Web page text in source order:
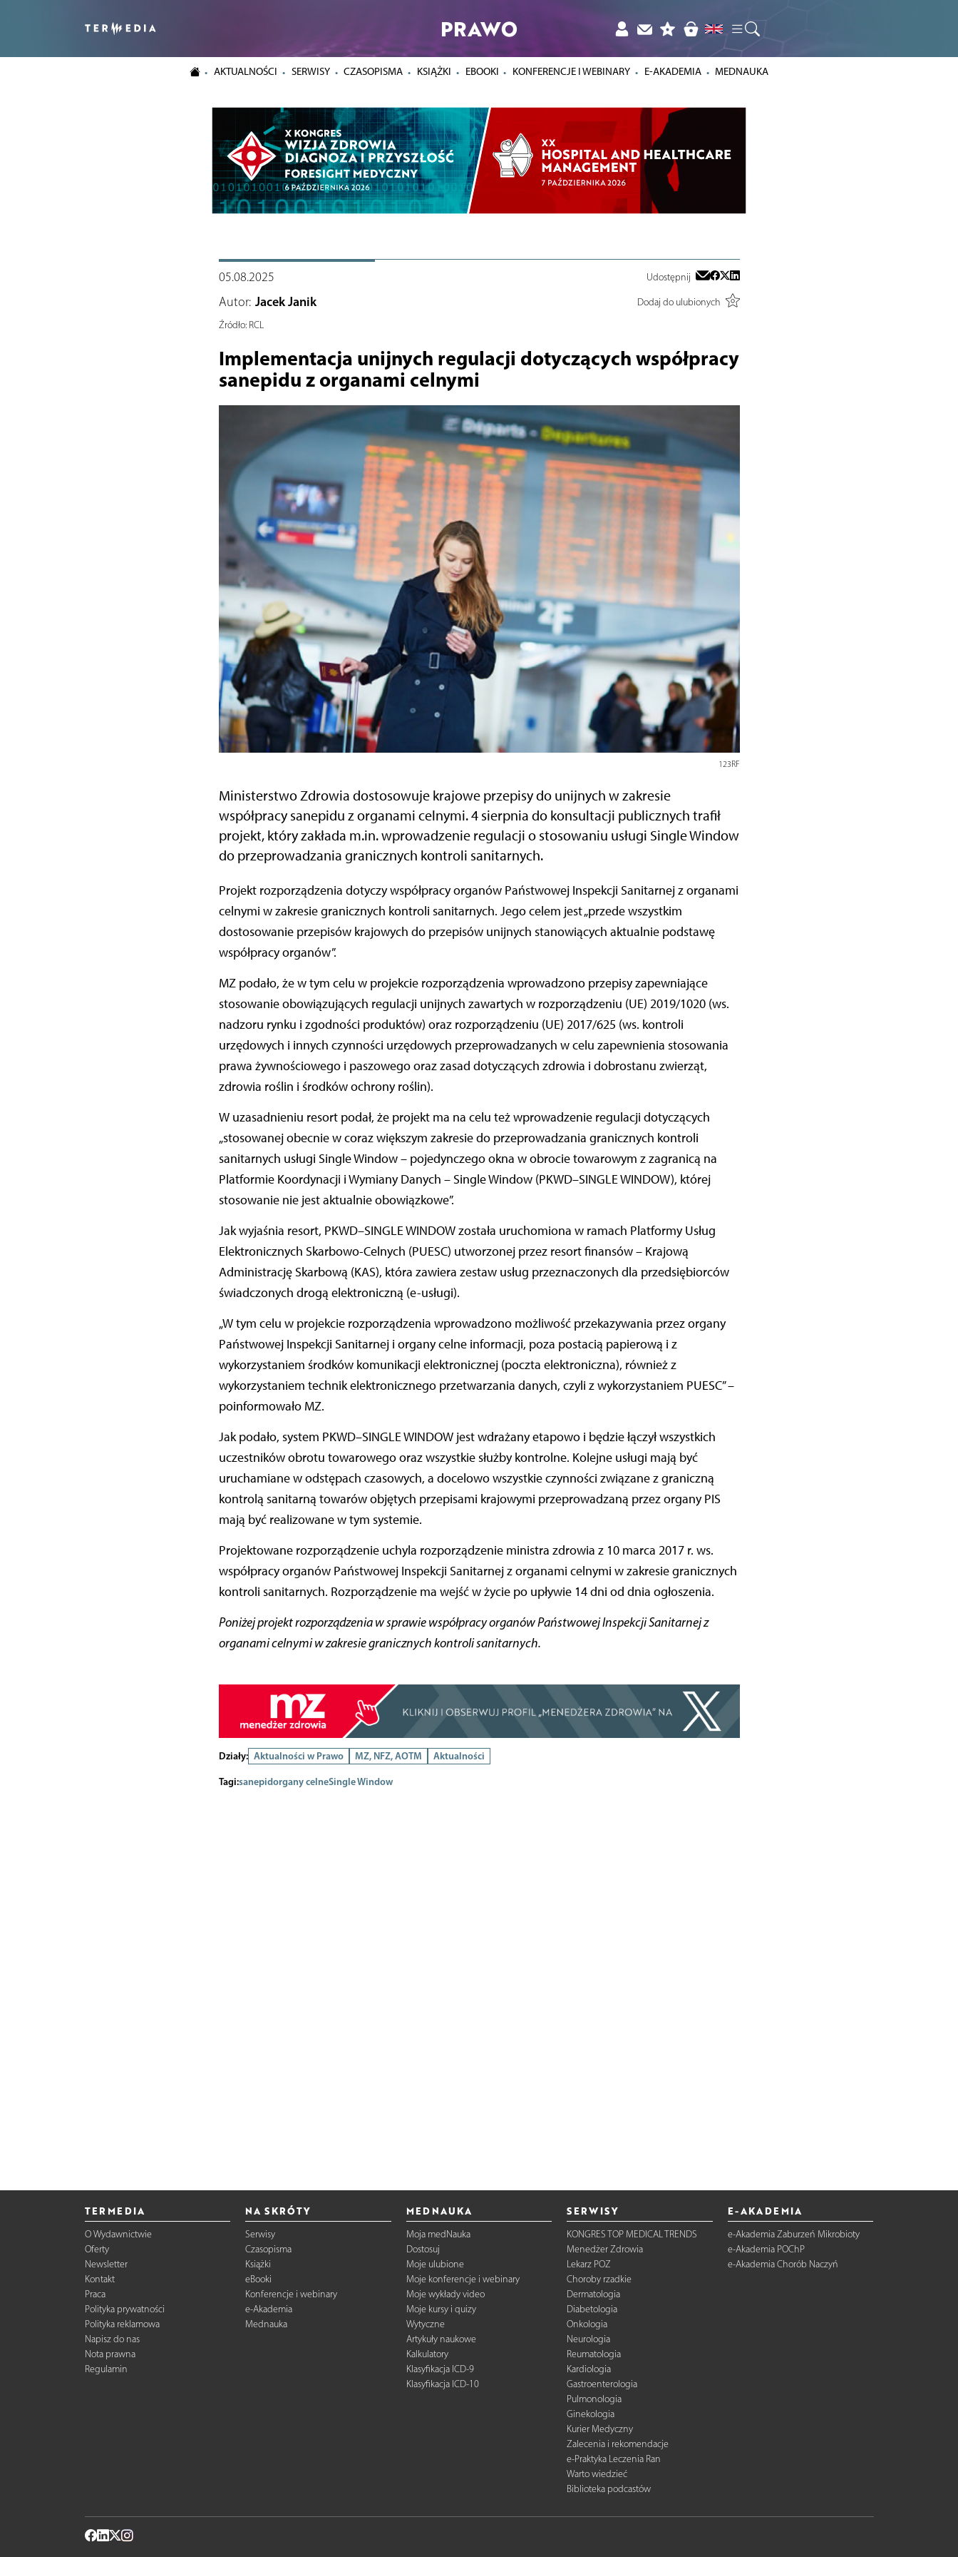
PRAWO
AKTUALNOŚCI SERWISY CZASOPISMA KSIĄŻKI EBOOKI KONFERENCJE I WEBINARY E-AKADEMIA MEDNAUKA
05.08.2025 Udostępnij
Autor: Jacek Janik
Dodaj do ulubionych
Źródło:RCL
Implementacja unijnych regulacji dotyczących współpracy
sanepidu z organami celnymi
123RF
Ministerstwo Zdrowia dostosowuje krajowe przepisy do unijnych w zakresie
współpracy sanepidu z organami celnymi. 4 sierpnia do konsultacji publicznych trafił
projekt, który zakłada m.in. wprowadzenie regulacji o stosowaniu usługi Single Window
do przeprowadzania granicznych kontroli sanitarnych.
Projekt rozporządzenia dotyczy współpracy organów Państwowej Inspekcji Sanitarnej z organami
celnymi w zakresie granicznych kontroli sanitarnych. Jego celem jest „przede wszystkim
dostosowanie przepisów krajowych do przepisów unijnych stanowiących aktualnie podstawę
współpracy organów”.
MZ podało, że w tym celu w projekcie rozporządzenia wprowadzono przepisy zapewniające
stosowanie obowiązujących regulacji unijnych zawartych w rozporządzeniu (UE) 2019/1020 (ws.
nadzoru rynku i zgodności produktów) oraz rozporządzeniu (UE) 2017/625 (ws. kontroli
urzędowych i innych czynności urzędowych przeprowadzanych w celu zapewnienia stosowania
prawa żywnościowego i paszowego oraz zasad dotyczących zdrowia i dobrostanu zwierząt,
zdrowia roślin i środków ochrony roślin).
W uzasadnieniu resort podał, że projekt ma na celu też wprowadzenie regulacji dotyczących
„stosowanej obecnie w coraz większym zakresie do przeprowadzania granicznych kontroli
sanitarnych usługi Single Window – pojedynczego okna w obrocie towarowym z zagranicą na
Platformie Koordynacji i Wymiany Danych – Single Window (PKWD–SINGLE WINDOW), której
stosowanie nie jest aktualnie obowiązkowe”.
Jak wyjaśnia resort, PKWD–SINGLE WINDOW została uruchomiona w ramach Platformy Usług
Elektronicznych Skarbowo-Celnych (PUESC) utworzonej przez resort finansów – Krajową
Administrację Skarbową (KAS), która zawiera zestaw usług przeznaczonych dla przedsiębiorców
świadczonych drogą elektroniczną (e-usługi).
„W tym celu w projekcie rozporządzenia wprowadzono możliwość przekazywania przez organy
Państwowej Inspekcji Sanitarnej i organy celne informacji, poza postacią papierową i z
wykorzystaniem środków komunikacji elektronicznej (poczta elektroniczna), również z
wykorzystaniem technik elektronicznego przetwarzania danych, czyli z wykorzystaniem PUESC” –
poinformowało MZ.
Jak podało, system PKWD–SINGLE WINDOW jest wdrażany etapowo i będzie łączył wszystkich
uczestników obrotu towarowego oraz wszystkie służby kontrolne. Kolejne usługi mają być
uruchamiane w odstępach czasowych, a docelowo wszystkie czynności związane z graniczną
kontrolą sanitarną towarów objętych przepisami krajowymi przeprowadzaną przez organy PIS
mają być realizowane w tym systemie.
Projektowane rozporządzenie uchyla rozporządzenie ministra zdrowia z 10 marca 2017 r. ws.
współpracy organów Państwowej Inspekcji Sanitarnej z organami celnymi w zakresie granicznych
kontroli sanitarnych. Rozporządzenie ma wejść w życie po upływie 14 dni od dnia ogłoszenia.
Poniżej projekt rozporządzenia w sprawie współpracy organów Państwowej Inspekcji Sanitarnej z
organami celnymi w zakresie granicznych kontroli sanitarnych.
Działy: Aktualności w Prawo MZ, NFZ, AOTM
Aktualności
Tagi:sanepidorgany celneSingle Window
TERMEDIA
O Wydawnictwie
Oferty
Newsletter
Kontakt
Praca
Polityka prywatności
Polityka reklamowa
Napisz do nas
Nota prawna
Regulamin
NA SKRÓTY
Serwisy
Czasopisma
Książki
eBooki
Konferencje i webinary
e-Akademia
Mednauka
MEDNAUKA
Moja medNauka
Dostosuj
Moje ulubione
Moje konferencje i webinary
Moje wykłady video
Moje kursy i quizy
Wytyczne
Artykuły naukowe
Kalkulatory
Klasyfikacja ICD-9
Klasyfikacja ICD-10
SERWISY
KONGRES TOP MEDICAL TRENDS
Menedżer Zdrowia
Lekarz POZ
Choroby rzadkie
Dermatologia
Diabetologia
Onkologia
Neurologia
Reumatologia
Kardiologia
Gastroenterologia
Pulmonologia
Ginekologia
Kurier Medyczny
Zalecenia i rekomendacje
e-Praktyka Leczenia Ran
Warto wiedzieć
Biblioteka podcastów
E-AKADEMIA
e-Akademia Zaburzeń Mikrobioty
e-Akademia POChP
e-Akademia Chorób Naczyń